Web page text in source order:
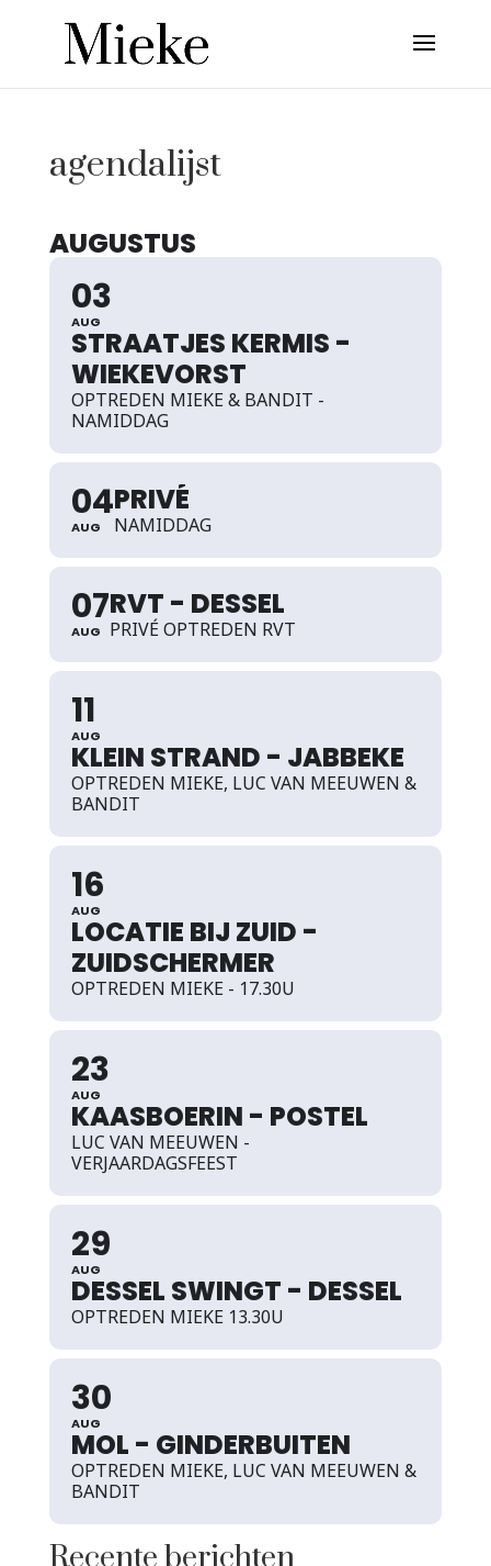
agendalijst
AUGUSTUS
03
AUG
STRAATJES KERMIS -
WIEKEVORST
OPTREDEN MIEKE & BANDIT -
NAMIDDAG
04
AUG
PRIVÉ
NAMIDDAG
07
AUG
RVT - DESSEL
PRIVÉ OPTREDEN RVT
11
AUG
KLEIN STRAND - JABBEKE
OPTREDEN MIEKE, LUC VAN MEEUWEN &
BANDIT
16
AUG
LOCATIE BIJ ZUID -
ZUIDSCHERMER
OPTREDEN MIEKE - 17.30U
23
AUG
KAASBOERIN - POSTEL
LUC VAN MEEUWEN -
VERJAARDAGSFEEST
29
AUG
DESSEL SWINGT - DESSEL
OPTREDEN MIEKE 13.30U
30
AUG
MOL - GINDERBUITEN
OPTREDEN MIEKE, LUC VAN MEEUWEN &
BANDIT
Recente berichten